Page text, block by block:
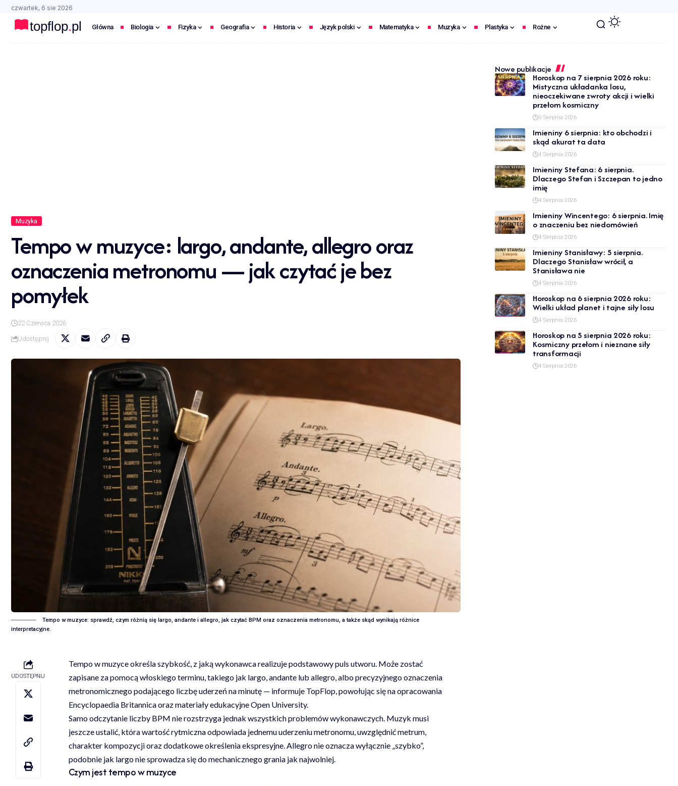
czwartek, 6 sie 2026
Główna Biologia Fizyka Geografia Historia Język polski Matematyka Muzyka Plastyka Rożne
Muzyka
Tempo w muzyce: largo, andante, allegro oraz
oznaczenia metronomu — jak czytać je bez
pomyłek
22 Czerwca 2026
Udostępnij
Tempo w muzyce: sprawdź, czym różnią się largo, andante i allegro, jak czytać BPM oraz oznaczenia metronomu, a także skąd wynikają różnice
interpretacyjne.
UDOSTĘPNIJ
Tempo w muzyce określa szybkość, z jaką wykonawca realizuje podstawowy puls utworu. Może zostać
zapisane za pomocą włoskiego terminu, takiego jak largo, andante lub allegro, albo precyzyjnego oznaczenia
metronomicznego podającego liczbę uderzeń na minutę — informuje TopFlop, powołując się na opracowania
Encyclopaedia Britannicaoraz materiały edukacyjneOpen University.
Samo odczytanie liczby BPM nie rozstrzyga jednak wszystkich problemów wykonawczych. Muzyk musi
jeszcze ustalić, która wartość rytmiczna odpowiada jednemu uderzeniu metronomu, uwzględnić metrum,
charakter kompozycji oraz dodatkowe określenia ekspresyjne. Allegro nie oznacza wyłącznie „szybko”,
podobnie jak largo nie sprowadza się do mechanicznego grania jak najwolniej.
Czym jest tempo w muzyce
Nowe publikacje
Horoskop na 7 sierpnia 2026 roku:
Mistyczna układanka losu,
nieoczekiwane zwroty akcji i wielki
przełom kosmiczny
5 Sierpnia 2026
Imieniny 6 sierpnia: kto obchodzi i
skąd akurat ta data
4 Sierpnia 2026
Imieniny Stefana: 6 sierpnia.
Dlaczego Stefan i Szczepan to jedno
imię
4 Sierpnia 2026
Imieniny Wincentego: 6 sierpnia. Imię
o znaczeniu bez niedomówień
4 Sierpnia 2026
Imieniny Stanisławy: 5 sierpnia.
Dlaczego Stanisław wrócił, a
Stanisława nie
4 Sierpnia 2026
Horoskop na 6 sierpnia 2026 roku:
Wielki układ planet i tajne siły losu
4 Sierpnia 2026
Horoskop na 5 sierpnia 2026 roku:
Kosmiczny przełom i nieznane siły
transformacji
4 Sierpnia 2026